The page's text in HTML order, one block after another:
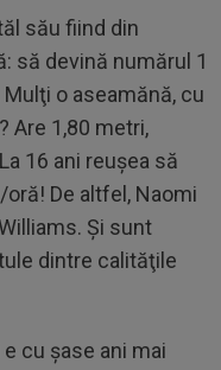
său fiind din
să devină numărul 1
o aseamănă, cu
Are 1,80 metri,
16 ani reuşea să
De altfel, Naomi
Şi sunt
dintre calităţile
cu şase ani mai